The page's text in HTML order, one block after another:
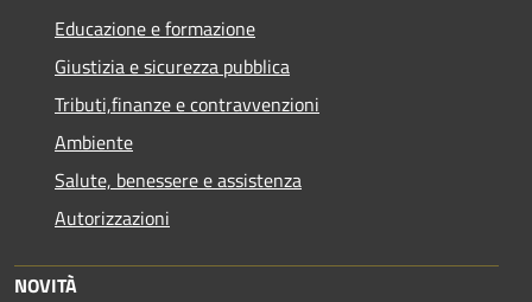
Educazione e formazione
Giustizia e sicurezza pubblica
Tributi,finanze e contravvenzioni
Ambiente
Salute, benessere e assistenza
Autorizzazioni
NOVITÀ